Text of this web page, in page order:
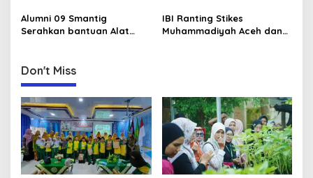
Aceh Bahas Kurikulum
Pendidikan Damai
Internasional di Malaysia
Alumni 09 Smantig
Serahkan bantuan Alat
IBI Ranting Stikes
Muhammadiyah Aceh dan
Don't Miss